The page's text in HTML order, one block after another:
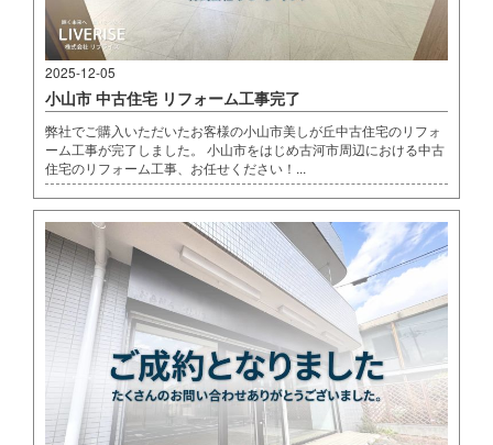
2025-12-05
小山市 中古住宅 リフォーム工事完了
弊社でご購入いただいたお客様の小山市美しが丘中古住宅のリフォ
ーム工事が完了しました。 小山市をはじめ古河市周辺における中古
住宅のリフォーム工事、お任せください！...